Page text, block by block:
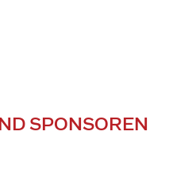
SPONSOREN